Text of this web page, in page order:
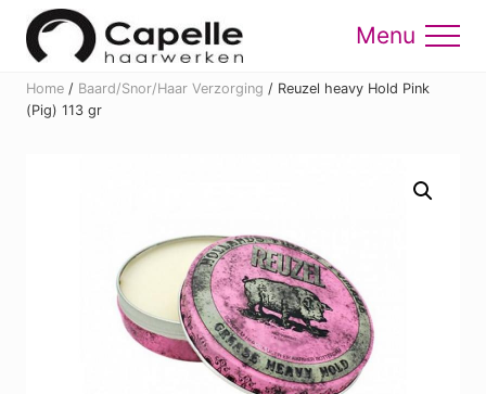
Menu
Skip
content
Skip
Menu
Home / Baard/Snor/Haar Verzorging / Reuzel heavy Hold Pink
(Pig) 113 gr